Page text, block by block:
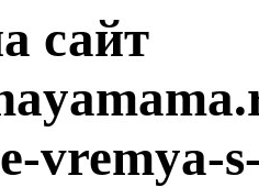
сайт
vremya-